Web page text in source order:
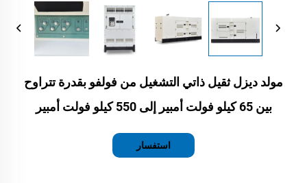
مولد ديزل ثقيل ذاتي التشغيل من فولفو بقدرة تتراوح
بين 65 كيلو فولت أمبير إلى 550 كيلو فولت أمبير
استفسار